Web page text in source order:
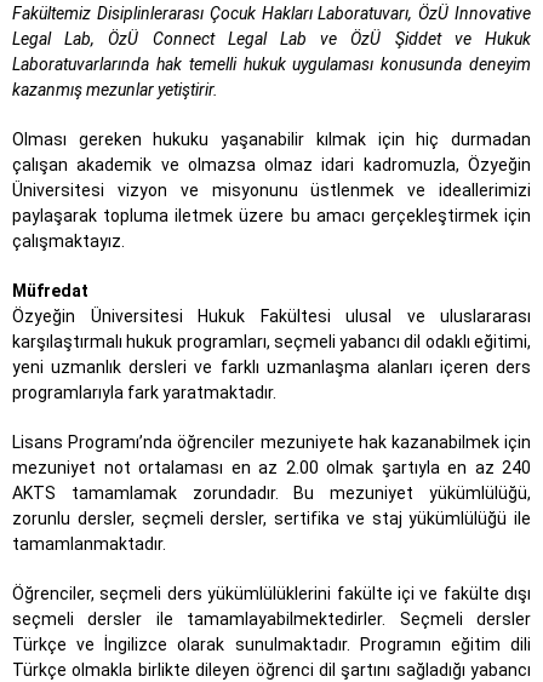
Fakültemiz Disiplinlerarası Çocuk Hakları Laboratuvarı, ÖzÜ Innovative
Legal Lab, ÖzÜ Connect Legal Lab ve ÖzÜ Şiddet ve Hukuk
Laboratuvarlarında hak temelli hukuk uygulaması konusunda deneyim
kazanmış mezunlar yetiştirir.
Olması gereken hukuku yaşanabilir kılmak için hiç durmadan
çalışan akademik ve olmazsa olmaz idari kadromuzla, Özyeğin
Üniversitesi vizyon ve misyonunu üstlenmek ve ideallerimizi
paylaşarak topluma iletmek üzere bu amacı gerçekleştirmek için
çalışmaktayız.
Müfredat
Özyeğin Üniversitesi Hukuk Fakültesi ulusal ve uluslararası
karşılaştırmalı hukuk programları, seçmeli yabancı dil odaklı eğitimi,
yeni uzmanlık dersleri ve farklı uzmanlaşma alanları içeren ders
programlarıyla fark yaratmaktadır.
Lisans Programı’nda öğrenciler mezuniyete hak kazanabilmek için
mezuniyet not ortalaması en az 2.00 olmak şartıyla en az 240
AKTS tamamlamak zorundadır. Bu mezuniyet yükümlülüğü,
zorunlu dersler, seçmeli dersler, sertifika ve staj yükümlülüğü ile
tamamlanmaktadır.
Öğrenciler, seçmeli ders yükümlülüklerini fakülte içi ve fakülte dışı
seçmeli dersler ile tamamlayabilmektedirler. Seçmeli dersler
Türkçe ve İngilizce olarak sunulmaktadır. Programın eğitim dili
Türkçe olmakla birlikte dileyen öğrenci dil şartını sağladığı yabancı